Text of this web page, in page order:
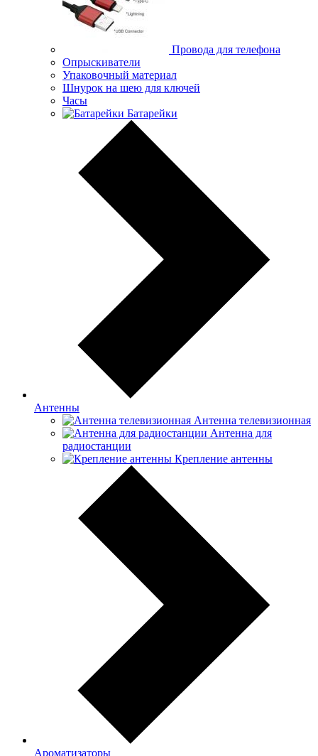
Провода для телефона
Опрыскиватели
Упаковочный материал
Шнурок на шею для ключей
Часы
Батарейки
Антенны
Антенна телевизионная
Антенна для
радиостанции
Крепление антенны
Ароматизаторы